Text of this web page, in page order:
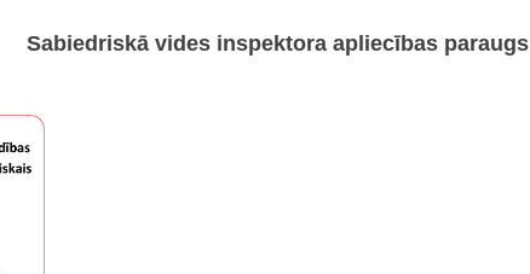
Sabiedriskā vides inspektora apliecības paraugs